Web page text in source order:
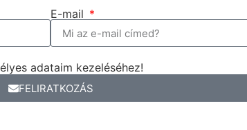
E-mail
adataim kezeléséhez!
FELIRATKOZÁS